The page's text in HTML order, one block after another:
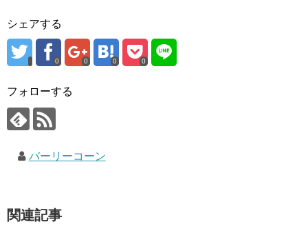
シェアする
0 0 0 0
フォローする
バーリーコーン
関連記事